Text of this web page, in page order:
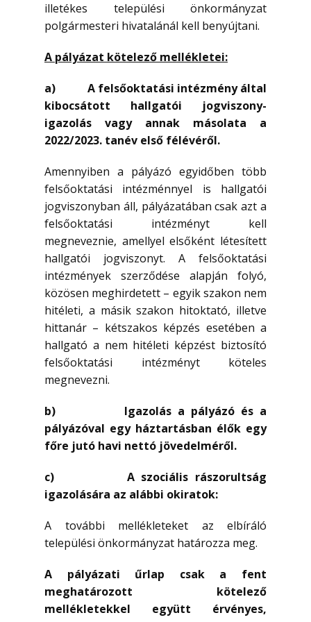
illetékes települési önkormányzat
polgármesteri hivatalánál kell benyújtani.
A pályázat kötelező mellékletei:
a) A felsőoktatási intézmény által
kibocsátott hallgatói jogviszony-
igazolás vagy annak másolata a
2022/2023. tanév első félévéről.
Amennyiben a pályázó egyidőben több
felsőoktatási intézménnyel is hallgatói
jogviszonyban áll, pályázatában csak azt a
felsőoktatási intézményt kell
megneveznie, amellyel elsőként létesített
hallgatói jogviszonyt. A felsőoktatási
intézmények szerződése alapján folyó,
közösen meghirdetett – egyik szakon nem
hitéleti, a másik szakon hitoktató, illetve
hittanár – kétszakos képzés esetében a
hallgató a nem hitéleti képzést biztosító
felsőoktatási intézményt köteles
megnevezni.
b) Igazolás a pályázó és a
pályázóval egy háztartásban élők egy
főre jutó havi nettó jövedelméről.
c) A szociális rászorultság
igazolására az alábbi okiratok:
A további mellékleteket az elbíráló
települési önkormányzat határozza meg.
A pályázati űrlap csak a fent
meghatározott kötelező
mellékletekkel együtt érvényes,